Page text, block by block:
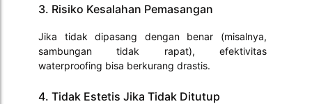
3. Risiko Kesalahan Pemasangan
Jika tidak dipasang dengan benar (misalnya,
sambungan tidak rapat), efektivitas
waterproofing bisa berkurang drastis.
4. Tidak Estetis Jika Tidak Ditutup